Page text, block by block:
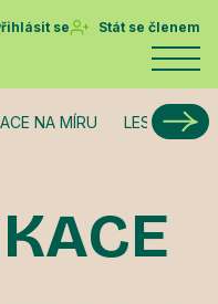
se Stát se členem
NA MÍRU LESNÍ